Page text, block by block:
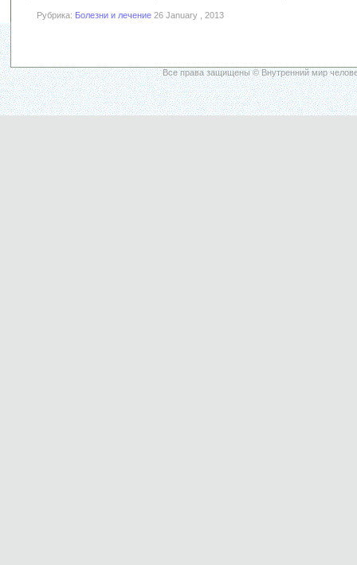
Рубрика: Болезни и лечение 26 January , 2013
Все права защищены © Внутренний мир